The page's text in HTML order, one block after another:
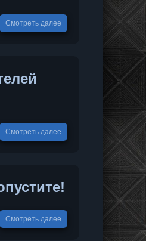
Смотреть далее
Смотреть далее
Смотреть далее